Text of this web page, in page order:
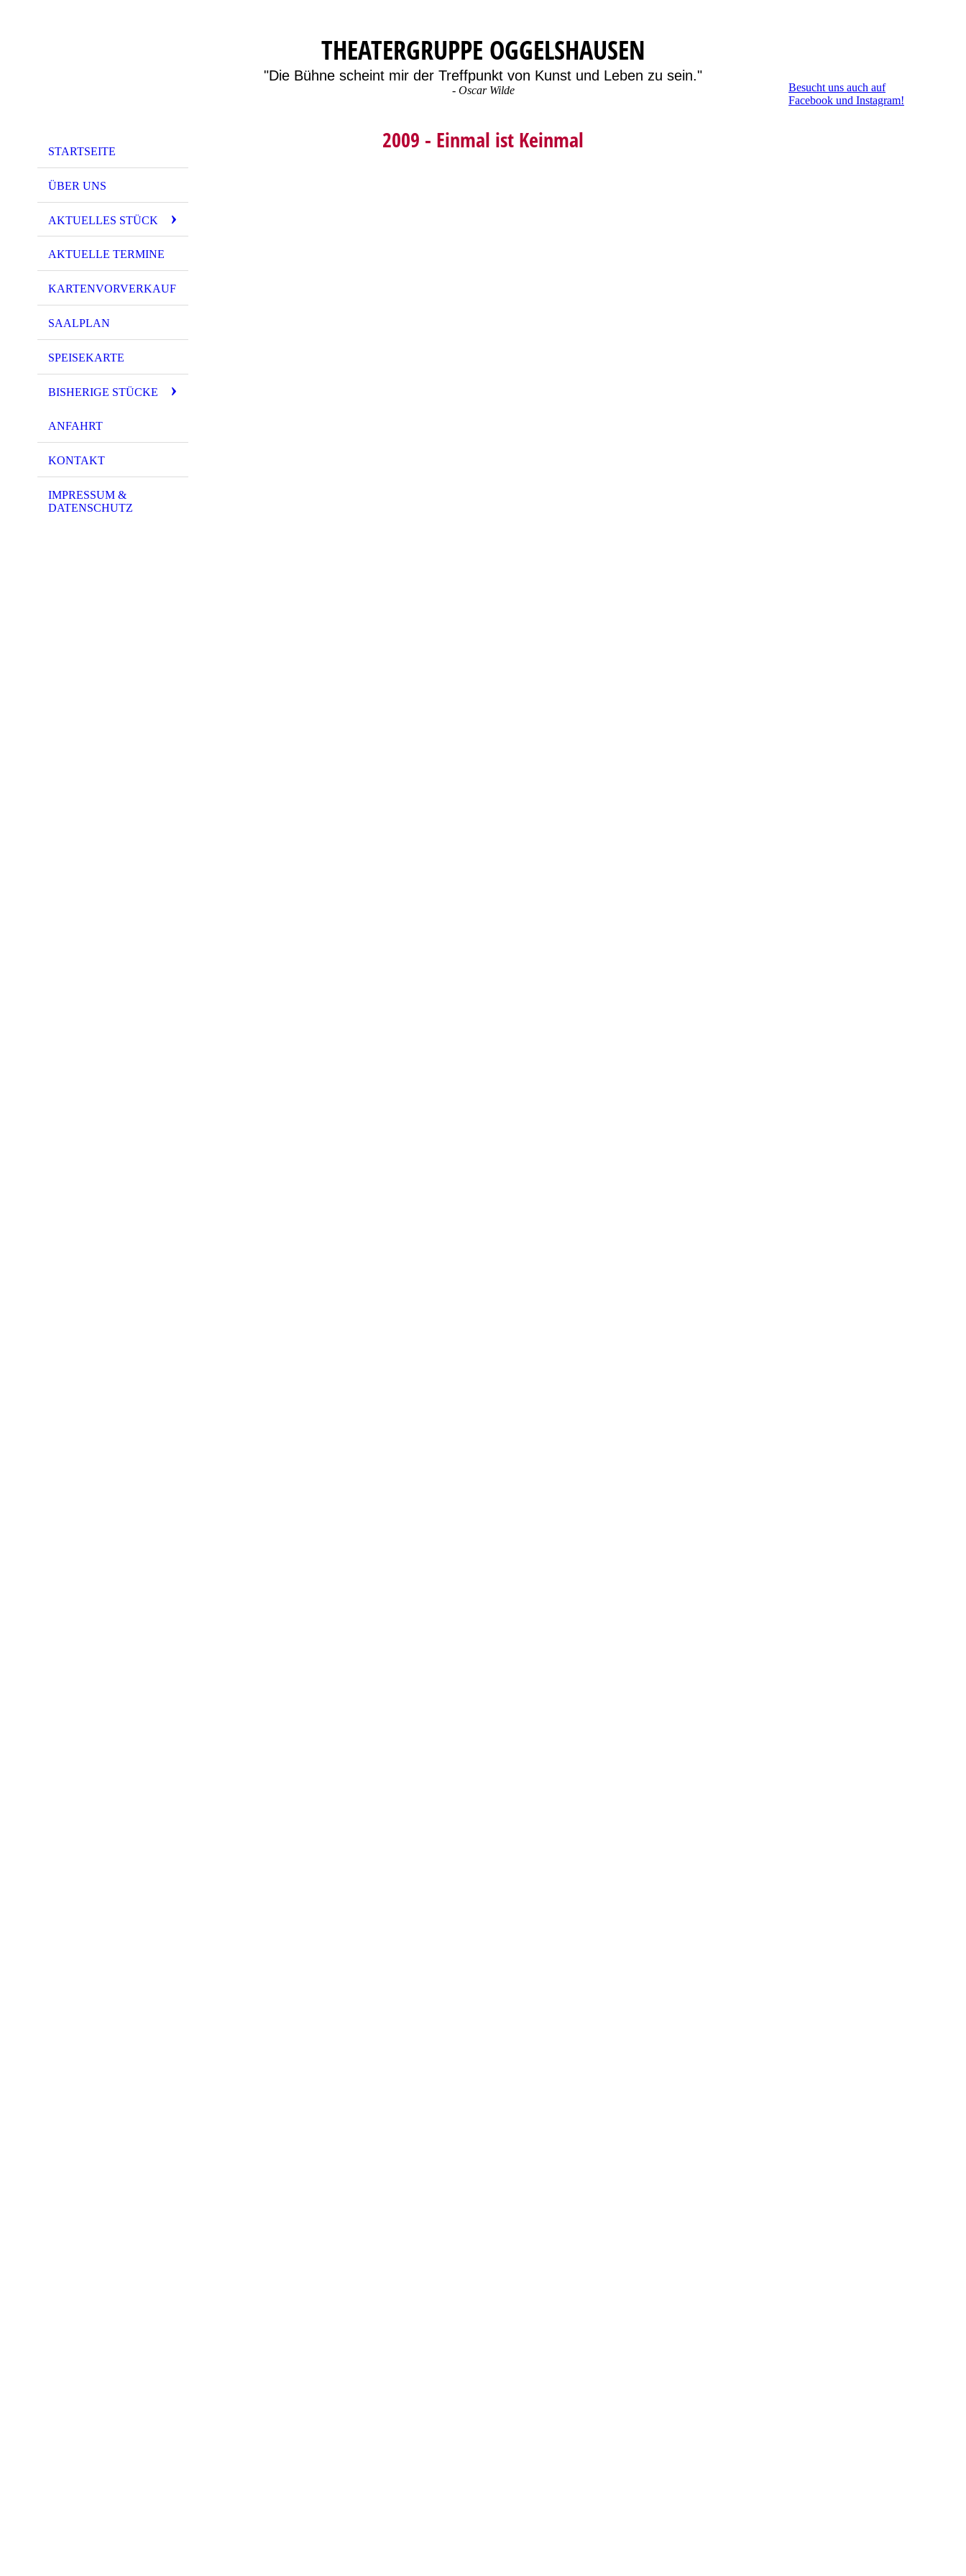
STARTSEITE
ÜBER UNS
AKTUELLES STÜCK
AKTUELLE TERMINE
KARTENVORVERKAUF
SAALPLAN
SPEISEKARTE
BISHERIGE STÜCKE
ANFAHRT
KONTAKT
IMPRESSUM &
DATENSCHUTZ
THEATERGRUPPE OGGELSHAUSEN
"Die Bühne scheint mir der Treffpunkt von Kunst und Leben zu sein."
- Oscar Wilde
2009 - Einmal ist Keinmal
Besucht uns auch auf
Facebook und Instagram!